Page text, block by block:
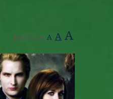
Text Size: A A A